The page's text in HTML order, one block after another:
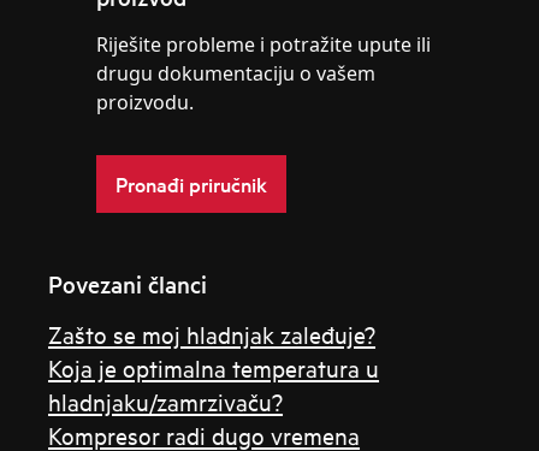
Riješite probleme i potražite upute ili
drugu dokumentaciju o vašem
proizvodu.
Pronađi priručnik
Povezani članci
Zašto se moj hladnjak zaleđuje?
Koja je optimalna temperatura u
hladnjaku/zamrzivaču?
Kompresor radi dugo vremena